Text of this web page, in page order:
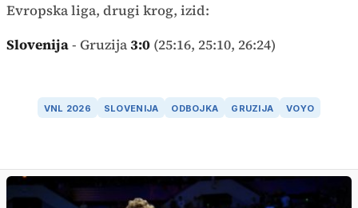
Evropska liga, drugi krog, izid:
Slovenija- Gruzija3:0 (25:16, 25:10, 26:24)
VNL 2026 SLOVENIJA ODBOJKA GRUZIJA VOYO